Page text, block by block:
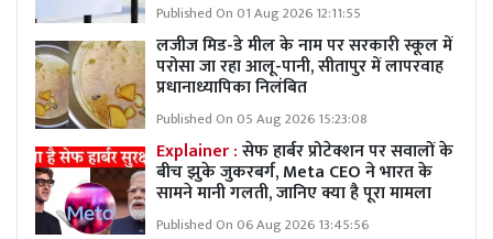
Published On 01 Aug 2026 12:11:55
लजीज मिड-डे मील के नाम पर सरकारी स्कूल में
परोसा जा रहा आलू-पानी, सीतापुर में लापरवाह
प्रधानाध्यापिका निलंबित
Published On 05 Aug 2026 15:23:08
Explainer :सेफ हार्बर प्रोटेक्शन पर सवालों के
बीच झुके जुकरबर्ग, Meta CEO ने भारत के
सामने मानी गलती, जानिए क्या है पूरा मामला
Published On 06 Aug 2026 13:45:56